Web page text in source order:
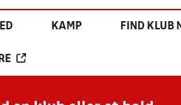
KAMP FIND KLUB